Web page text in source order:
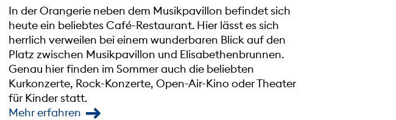
In der Orangerie neben dem Musikpavillon befindet sich
heute ein beliebtes Café-Restaurant. Hier lässt es sich
herrlich verweilen bei einem wunderbaren Blick auf den
Platz zwischen Musikpavillon und Elisabethenbrunnen.
Genau hier finden im Sommer auch die beliebten
Kurkonzerte, Rock-Konzerte, Open-Air-Kino oder Theater
für Kinder statt.
Mehr erfahren